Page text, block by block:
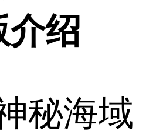
介绍
秘海域